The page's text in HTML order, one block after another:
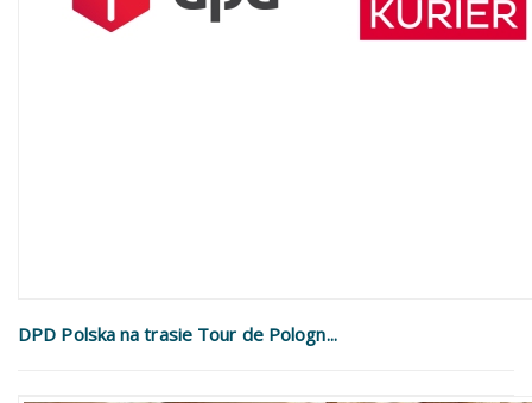
DPD Polska na trasie Tour de Pologn...